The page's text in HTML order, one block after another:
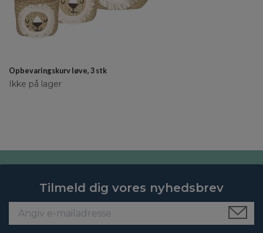
Opbevaringskurv løve, 3 stk
Ikke på lager
Tilmeld dig vores nyhedsbrev